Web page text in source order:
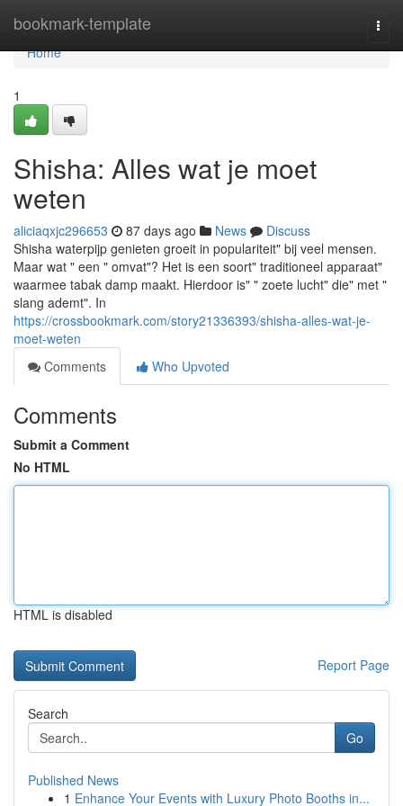
bookmark-template
Home
Home
1
Shisha: Alles wat je moet
weten
aliciaqxjc296653 87 days ago News
Discuss
Shisha waterpijp genieten groeit in populariteit" bij veel mensen.
Maar wat " een " omvat"? Het is een soort" traditioneel apparaat"
waarmee tabak damp maakt. Hierdoor is" " zoete lucht" die" met "
slang ademt". In
https://crossbookmark.com/story21336393/shisha-alles-wat-je-
moet-weten
Comments
Who Upvoted
Comments
Submit a Comment
No HTML
HTML is disabled
Report Page
Search
Go
Published News
1 Enhance Your Events with Luxury Photo Booths in...